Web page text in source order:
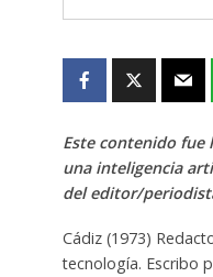
Este contenido fue
una inteligencia
del editor/
Cádiz (1973)
tecnología. Escribo